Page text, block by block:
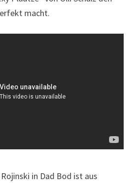
macht.
in Dad Bod ist aus